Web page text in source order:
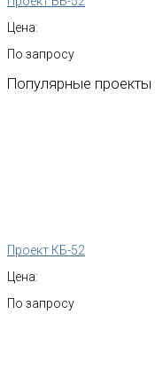
Цена:
По запросу
Популярные проекты
Проект КБ-52
Цена:
По запросу